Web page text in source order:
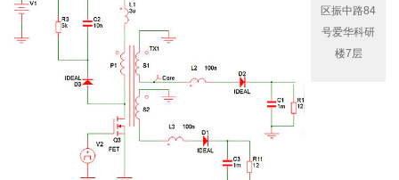
区振中路84
号爱华科研
楼7层